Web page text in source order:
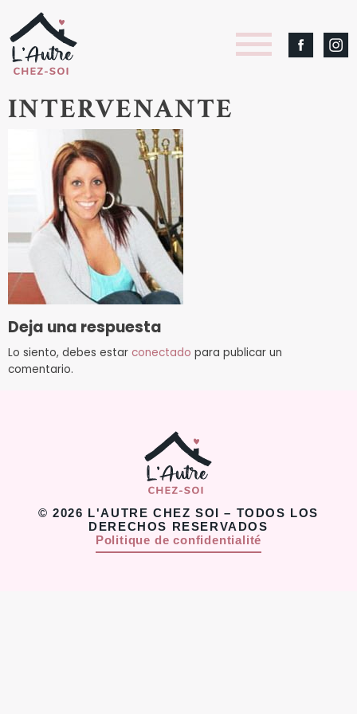
INTERVENANTE
Deja una respuesta
Lo siento, debes estar conectado para publicar un
comentario.
© 2026 L'AUTRE CHEZ SOI – TODOS LOS
DERECHOS RESERVADOS
Politique de confidentialité